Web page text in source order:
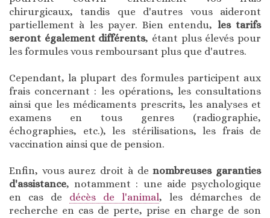
chirurgicaux, tandis que d'autres vous aideront
partiellement à les payer. Bien entendu, les tarifs
seront également différents, étant plus élevés pour
les formules vous remboursant plus que d'autres.
Cependant, la plupart des formules participent aux
frais concernant : les opérations, les consultations
ainsi que les médicaments prescrits, les analyses et
examens en tous genres (radiographie,
échographies, etc.), les stérilisations, les frais de
vaccination ainsi que de pension.
Enfin, vous aurez droit à denombreuses garanties
d'assistance, notamment : une aide psychologique
en cas de décès de l'animal, les démarches de
recherche en cas de perte, prise en charge de son